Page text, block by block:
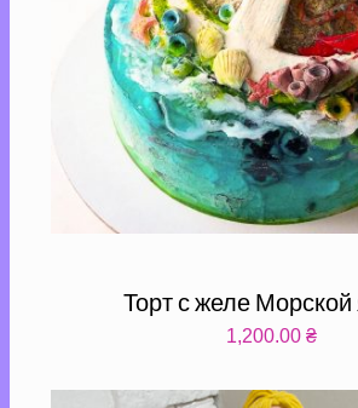
Торт с желе Морской
1,200.00 ₴